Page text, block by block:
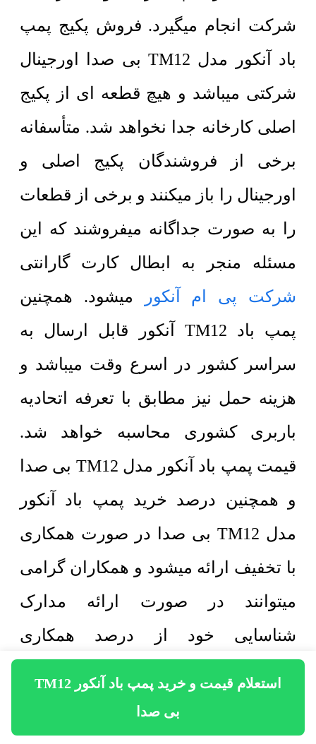
استعلام قیمت و خرید پمپ باد آنکور TM12
بی صدا
شرکت انجام میگیرد. فروش پکیج پمپ
باد آنکور مدل TM12 بی صدا اورجینال
شرکتی میباشد و هیچ قطعه ای از پکیج
اصلی کارخانه جدا نخواهد شد. متأسفانه
برخی از فروشندگان پکیج اصلی و
اورجینال را باز میکنند و برخی از قطعات
را به صورت جداگانه میفروشند که این
مسئله منجر به ابطال کارت گارانتی
شرکت پی ام آنکور
میشود. همچنین
پمپ باد TM12 آنکور قابل ارسال به
سراسر کشور در اسرع وقت میباشد و
هزینه حمل نیز مطابق با تعرفه اتحادیه
باربری کشوری محاسبه خواهد شد.
قیمت پمپ باد آنکور مدل TM12 بی صدا
و همچنین درصد خرید پمپ باد آنکور
مدل TM12 بی صدا در صورت همکاری
با تخفیف ارائه میشود و همکاران گرامی
میتوانند در صورت ارائه مدارک
شناسایی خود از درصد همکاری
اسرع وقت صورت خواهد پذیرفت.